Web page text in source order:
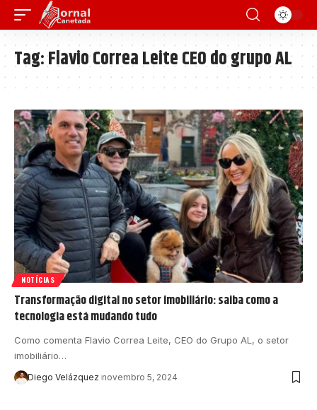
Tag:Flavio Correa Leite CEO do grupo AL
NOTÍCIAS
Transformação digital no setor imobiliário: saiba como a
tecnologia está mudando tudo
Como comenta Flavio Correa Leite, CEO do Grupo AL, o setor
imobiliário…
Diego Velázquez novembro 5, 2024